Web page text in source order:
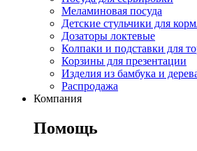
Меламиновая посуда
Детские стульчики для
Дозаторы локтевые
Колпаки и подставки для
Корзины для презентации
Изделия из бамбука и
Распродажа
Компания
Помощь